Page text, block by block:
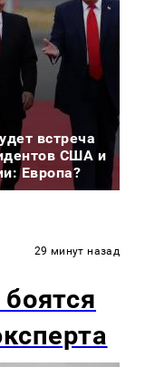
встреча
США и
Европа?
29 минут назад